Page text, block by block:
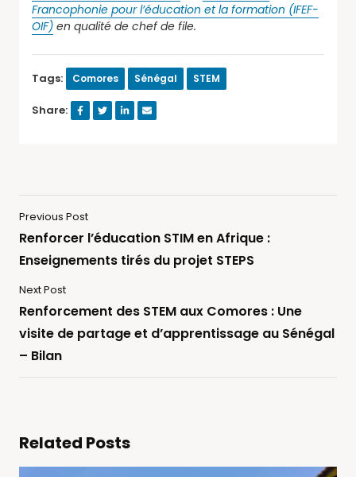
Francophonie pour l’éducation et la formation (IFEF-
OIF) en qualité de chef de file.
Tags: Comores Sénégal STEM
Share:
Previous Post
Renforcer l’éducation STIM en Afrique :
Enseignements tirés du projet STEPS
Next Post
Renforcement des STEM aux Comores : Une
visite de partage et d’apprentissage au Sénégal
– Bilan
Related Posts